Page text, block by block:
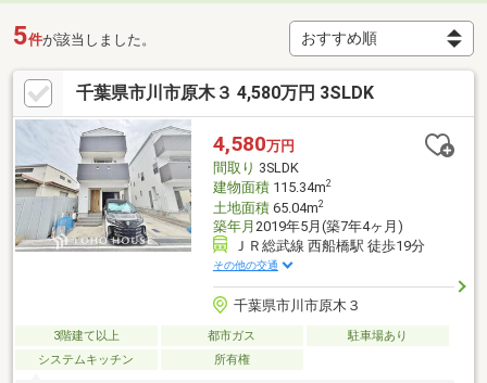
5件が該当しました。
千葉県市川市原木３ 4,580万円 3SLDK
4,580万円
間取り 3SLDK
建物面積115.34m2
土地面積65.04m2
築年月 2019年5月(築7年4ヶ月)
ＪＲ総武線 西船橋駅 徒歩19分
その他の交通
千葉県市川市原木３
3階建て以上 都市ガス
駐車場あり
システムキッチン
所有権